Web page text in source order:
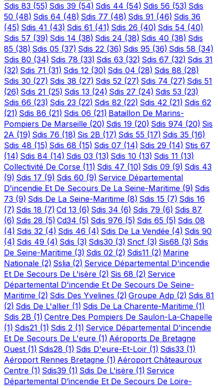
Sdis 83 (55) Sdis 39 (54) Sdis 44 (54) Sdis 56 (53) Sdis
50 (48) Sdis 64 (48) Sdis 77 (48) Sdis 91 (46) Sdis 36
(45) Sdis 41 (43) Sdis 61 (41) Sdis 26 (40) Sdis 54 (40)
Sdis 57 (39) Sdis 14 (38) Sdis 24 (38) Sdis 40 (38) Sdis
85 (38) Sdis 05 (37) Sdis 22 (36) Sdis 95 (36) Sdis 58 (34)
Sdis 80 (34) Sdis 78 (33) Sdis 63 (32) Sdis 67 (32) Sdis 31
(32) Sdis 71 (31) Sdis 12 (30) Sdis 04 (28) Sdis 88 (28)
Sdis 30 (27) Sdis 38 (27) Sdis 52 (27) Sdis 74 (27) Sdis 51
(26) Sdis 21 (25) Sdis 13 (24) Sdis 27 (24) Sdis 53 (23)
Sdis 66 (23) Sdis 23 (22) Sdis 82 (22) Sdis 42 (21) Sdis 62
(21) Sdis 86 (21) Sdis 06 (21) Bataillon De Marins-
Pompiers De Marseille (20) Sdis 19 (20) Sdis 974 (20) Sis
2A (19) Sdis 76 (18) Sis 2B (17) Sdis 55 (17) Sdis 35 (16)
Sdis 48 (15) Sdis 68 (15) Sdis 07 (14) Sdis 29 (14) Stis 67
(14) Sdis 84 (14) Sdis 03 (13) Sdis 10 (13) Sdis 11 (13)
Collectivité De Corse (11) Sdis 47 (10) Sdis 09 (9) Sdis 43
(9) Sdis 17 (9) Sdis 60 (9) Service Départemental
D'incendie Et De Secours De La Seine-Maritime (9) Sdis
73 (9) Sdis De La Seine-Maritime (8) Sdis 15 (7) Sdis 16
(7) Sdis 18 (7) Cd 13 (6) Sdis 34 (6) Sdis 79 (6) Sdis 87
(6) Sdis 28 (5) Cd34 (5) Sdis 976 (5) Sdis 65 (5) Sdis 08
(4) Sdis 32 (4) Sdis 46 (4) Sdis De La Vendée (4) Sdis 90
(4) Sdis 49 (4) Sdis (3) Sdis30 (3) Sncf (3) Sis68 (3) Sdis
De Seine-Maritime (3) Sdis 02 (2) Sdis11 (2) Marine
Nationale (2) Sslia (2) Service Départemental D'incendie
Et De Secours De L'isère (2) Sis 68 (2) Service
Départemental D'incendie Et De Secours De Seine-
Maritime (2) Sdis Des Yvelines (2) Groupe Adp (2) Sdis 81
(2) Sdis De L'allier (1) Sdis De La Charente-Maritime (1)
Sdis 2B (1) Centre Des Pompiers De Saulon-La-Chapelle
(1) Sdis21 (1) Sdis 2 (1) Service Départemental D'incendie
Et De Secours De L'eure (1) Aéroports De Bretagne
Ouest (1) Sdis28 (1) Sdis D'eure-Et-Loir (1) Sdis33 (1)
Aéroport Rennes Bretagne (1) Aéroport Châteauroux
Centre (1) Sdis39 (1) Sdis De L'isère (1) Service
Départemental D’incendie Et De Secours De Loire-